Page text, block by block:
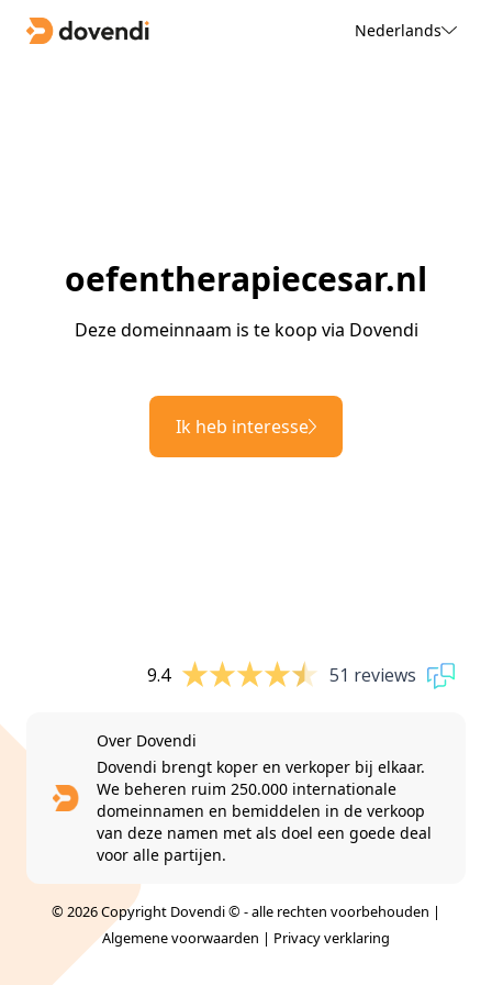
Nederlands
oefentherapiecesar.nl
Deze domeinnaam is te koop via Dovendi
Ik heb interesse
9.4 51 reviews
Over Dovendi
Dovendi brengt koper en verkoper bij elkaar.
We beheren ruim 250.000 internationale
domeinnamen en bemiddelen in de verkoop
van deze namen met als doel een goede deal
voor alle partijen.
© 2026 Copyright Dovendi © - alle rechten voorbehouden |
Algemene voorwaarden | Privacy verklaring